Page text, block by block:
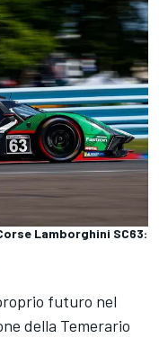
Lamborghini SC63:
futuro nel
della Temerario